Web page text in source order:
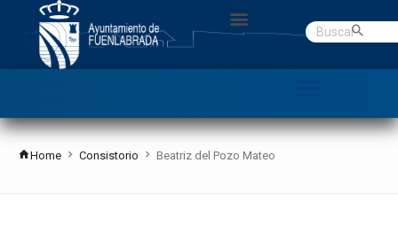
Home Consistorio Beatriz del Pozo Mateo